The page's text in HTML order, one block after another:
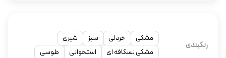
رنگبندی
مشکی خردلی سبز
شیری
مشکی نسکافه ای
استخوانی طوسی